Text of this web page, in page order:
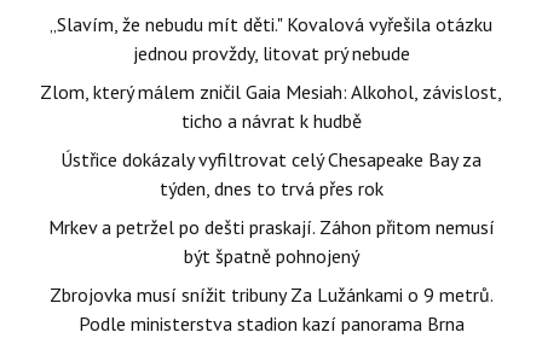
„Slavím, že nebudu mít děti." Kovalová vyřešila otázku
jednou provždy, litovat prý nebude
Zlom, který málem zničil Gaia Mesiah: Alkohol, závislost,
ticho a návrat k hudbě
Ústřice dokázaly vyfiltrovat celý Chesapeake Bay za
týden, dnes to trvá přes rok
Mrkev a petržel po dešti praskají. Záhon přitom nemusí
být špatně pohnojený
Zbrojovka musí snížit tribuny Za Lužánkami o 9 metrů.
Podle ministerstva stadion kazí panorama Brna